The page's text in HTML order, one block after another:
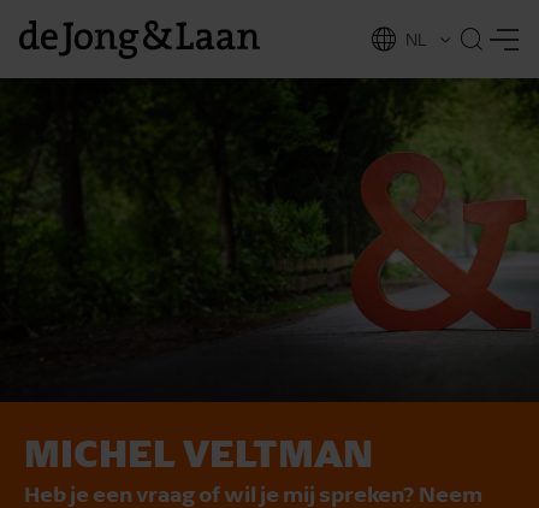
EN
NL
MICHEL VELTMAN
Heb je een vraag of wil je mij spreken? Neem